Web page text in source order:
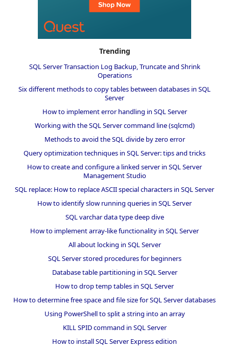
Trending
SQL Server Transaction Log Backup, Truncate and Shrink
Operations
Six different methods to copy tables between databases in SQL
Server
How to implement error handling in SQL Server
Working with the SQL Server command line (sqlcmd)
Methods to avoid the SQL divide by zero error
Query optimization techniques in SQL Server: tips and tricks
How to create and configure a linked server in SQL Server
Management Studio
SQL replace: How to replace ASCII special characters in SQL Server
How to identify slow running queries in SQL Server
SQL varchar data type deep dive
How to implement array-like functionality in SQL Server
All about locking in SQL Server
SQL Server stored procedures for beginners
Database table partitioning in SQL Server
How to drop temp tables in SQL Server
How to determine free space and file size for SQL Server databases
Using PowerShell to split a string into an array
KILL SPID command in SQL Server
How to install SQL Server Express edition